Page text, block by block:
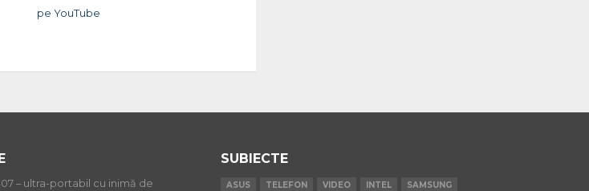
pe YouTube
– ultra-portabil cu inimă de
SUBIECTE
ASUS TELEFON VIDEO INTEL
SAMSUNG